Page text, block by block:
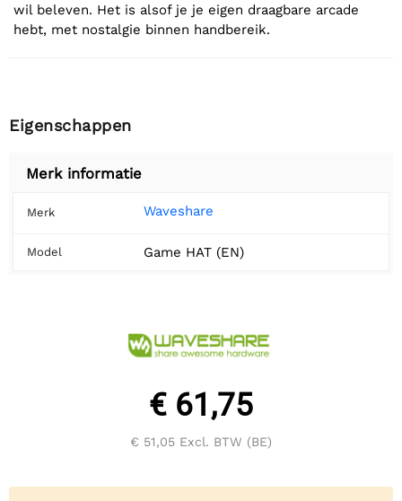
wil beleven. Het is alsof je je eigen draagbare arcade
hebt, met nostalgie binnen handbereik.
Eigenschappen
Merk informatie
Merk Waveshare
Model Game HAT (EN)
€ 61,75
€ 51,05 Excl. BTW (BE)